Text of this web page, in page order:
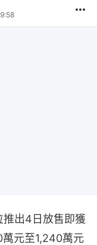
推出4日放售即獲
元至1,240萬元